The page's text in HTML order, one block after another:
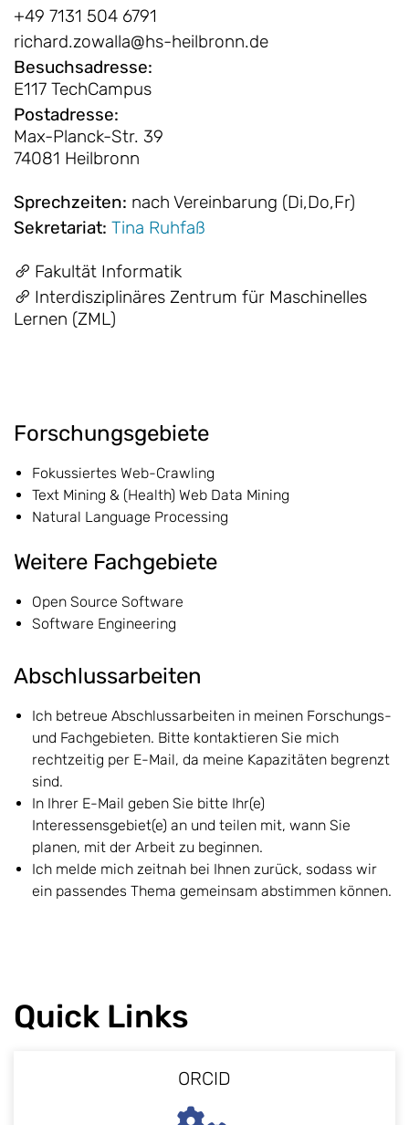
+49 7131 504 6791
richard.zowalla@hs-heilbronn.de
Besuchsadresse:
E117 TechCampus
Postadresse:
Max-Planck-Str. 39
74081 Heilbronn
Sprechzeiten: nach Vereinbarung (Di,Do,Fr)
Sekretariat: Tina Ruhfaß
Fakultät Informatik
Interdisziplinäres Zentrum für Maschinelles
Lernen (ZML)
Forschungsgebiete
Fokussiertes Web-Crawling
Text Mining & (Health) Web Data Mining
Natural Language Processing
Weitere Fachgebiete
Open Source Software
Software Engineering
Abschlussarbeiten
Ich betreue Abschlussarbeiten in meinen Forschungs-
und Fachgebieten. Bitte kontaktieren Sie mich
rechtzeitig per E-Mail, da meine Kapazitäten begrenzt
sind.
In Ihrer E-Mail geben Sie bitte Ihr(e)
Interessensgebiet(e) an und teilen mit, wann Sie
planen, mit der Arbeit zu beginnen.
Ich melde mich zeitnah bei Ihnen zurück, sodass wir
ein passendes Thema gemeinsam abstimmen können.
Quick Links
ORCID